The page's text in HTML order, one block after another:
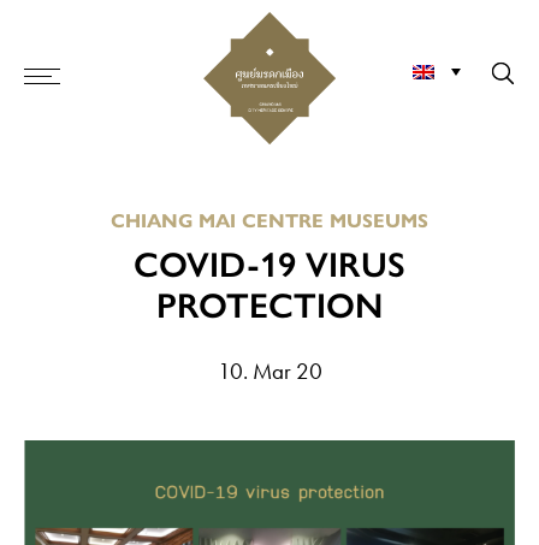
CHIANG MAI CENTRE MUSEUMS
COVID-19 VIRUS
PROTECTION
10. Mar 20